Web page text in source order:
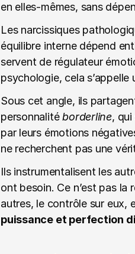
en elles-mêmes, sans
Les narcissiques
équilibre interne dépend
servent de régulateur
psychologie, cela s’appelle
Sous cet angle, ils
personnalité borderline, qui
par leurs émotions
ne recherchent pas une
Ils instrumentalisent les
ont besoin. Ce n’est pas la
autres, le contrôle sur eux,
puissance et perfection